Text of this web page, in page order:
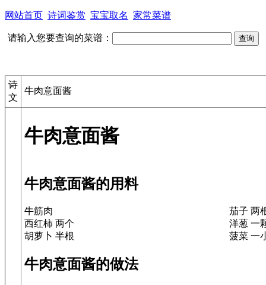
网站首页 诗词鉴赏 宝宝取名 家常菜谱
请输入您要查询的菜谱：
诗
文
牛肉意面酱
牛肉意面酱
牛肉意面酱的用料
牛筋肉
茄子 两
西红柿 两个
洋葱 一
胡萝卜 半根
菠菜 一
牛肉意面酱的做法